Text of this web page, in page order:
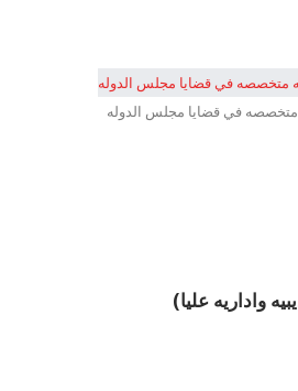
في قضايا مجلس الدوله
واداريه عليا)